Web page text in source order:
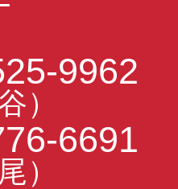
9962
）
6691
）